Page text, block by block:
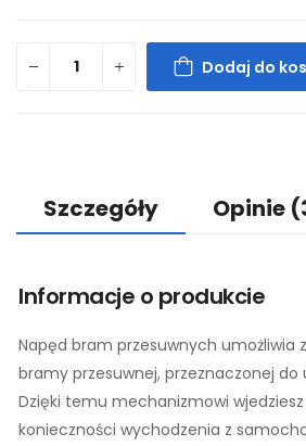
Dodaj do
Szczegóły Opinie
Informacje o produkcie
Napęd bram przesuwnych umożliwia
bramy przesuwnej, przeznaczonej do
Dzięki temu mechanizmowi
konieczności wychodzenia z